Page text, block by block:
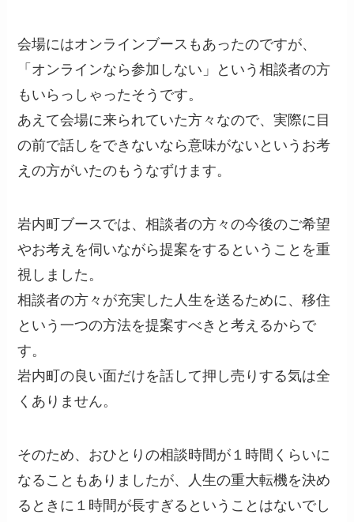
会場にはオンラインブースもあったのですが、
「オンラインなら参加しない」という相談者の方
もいらっしゃったそうです。
あえて会場に来られていた方々なので、実際に目
の前で話しをできないなら意味がないというお考
えの方がいたのもうなずけます。
岩内町ブースでは、相談者の方々の今後のご希望
やお考えを伺いながら提案をするということを重
視しました。
相談者の方々が充実した人生を送るために、移住
という一つの方法を提案すべきと考えるからで
す。
岩内町の良い面だけを話して押し売りする気は全
くありません。
そのため、おひとりの相談時間が１時間くらいに
なることもありましたが、人生の重大転機を決め
るときに１時間が長すぎるということはないでし